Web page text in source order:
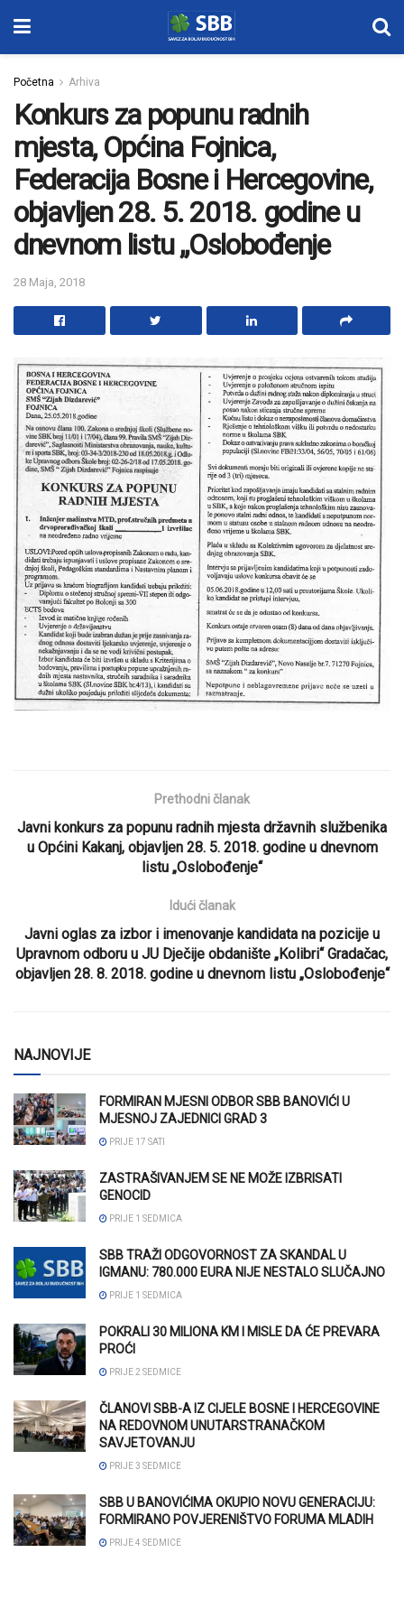
Početna Arhiva
Konkurs za popunu radnih
mjesta, Općina Fojnica,
Federacija Bosne i Hercegovine,
objavljen 28. 5. 2018. godine u
dnevnom listu „Oslobođenje
28 Maja, 2018
Prethodni članak
Javni konkurs za popunu radnih mjesta državnih službenika
u Općini Kakanj, objavljen 28. 5. 2018. godine u dnevnom
listu „Oslobođenje“
Idući članak
Javni oglas za izbor i imenovanje kandidata na pozicije u
Upravnom odboru u JU Dječije obdanište „Kolibri“ Gradačac,
objavljen 28. 8. 2018. godine u dnevnom listu „Oslobođenje“
NAJNOVIJE
FORMIRAN MJESNI ODBOR SBB BANOVIĆI U
MJESNOJ ZAJEDNICI GRAD 3
PRIJE 17 SATI
ZASTRAŠIVANJEM SE NE MOŽE IZBRISATI
GENOCID
PRIJE 1 SEDMICA
SBB TRAŽI ODGOVORNOST ZA SKANDAL U
IGMANU: 780.000 EURA NIJE NESTALO SLUČAJNO
PRIJE 1 SEDMICA
POKRALI 30 MILIONA KM I MISLE DA ĆE PREVARA
PROĆI
PRIJE 2 SEDMICE
ČLANOVI SBB-A IZ CIJELE BOSNE I HERCEGOVINE
NA REDOVNOM UNUTARSTRANAČKOM
SAVJETOVANJU
PRIJE 3 SEDMICE
SBB U BANOVIĆIMA OKUPIO NOVU GENERACIJU:
FORMIRANO POVJERENIŠTVO FORUMA MLADIH
PRIJE 4 SEDMICE